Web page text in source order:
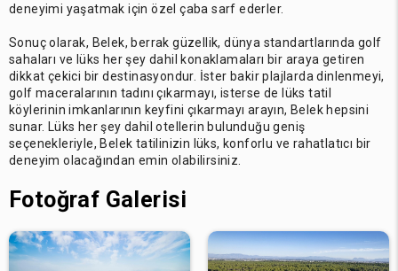
deneyimi yaşatmak için özel çaba sarf ederler.
Sonuç olarak, Belek, berrak güzellik, dünya standartlarında golf
sahaları ve lüks her şey dahil konaklamaları bir araya getiren
dikkat çekici bir destinasyondur. İster bakir plajlarda dinlenmeyi,
golf maceralarının tadını çıkarmayı, isterse de lüks tatil
köylerinin imkanlarının keyfini çıkarmayı arayın, Belek hepsini
sunar. Lüks her şey dahil otellerin bulunduğu geniş
seçenekleriyle, Belek tatilinizin lüks, konforlu ve rahatlatıcı bir
deneyim olacağından emin olabilirsiniz.
Fotoğraf Galerisi